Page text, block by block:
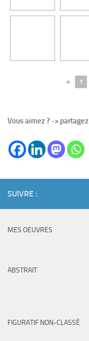
◄ 1
Vous aimez ? -> partagez
SUIVRE :
MES OEUVRES
ABSTRAIT
FIGURATIF NON-CLASSÉ